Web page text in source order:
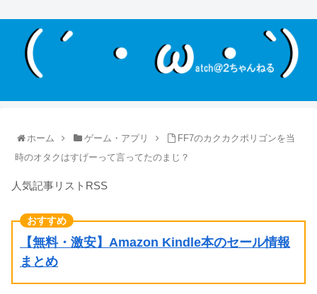
ホーム ゲーム・アプリ
FF7のカクカクポリゴンを当
時のオタクはすげーって言ってたのまじ？
人気記事リストRSS
【無料・激安】Amazon Kindle本のセール情報
まとめ